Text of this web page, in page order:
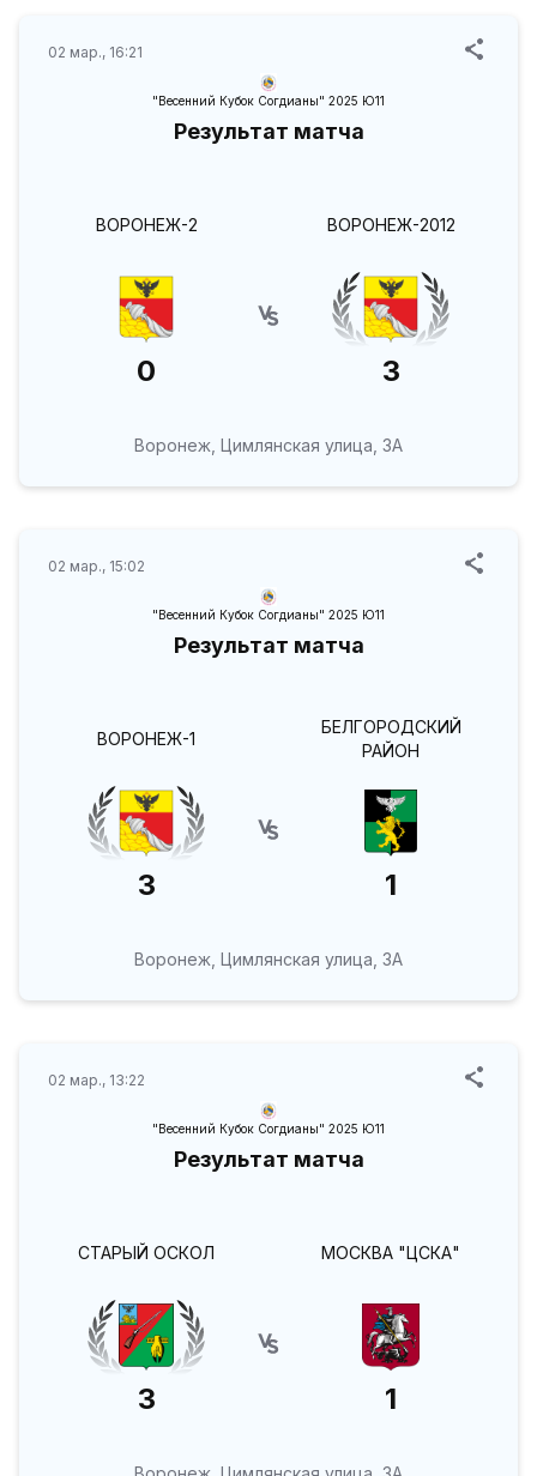
02 мар., 16:21
"Весенний Кубок Согдианы" 2025 Ю11
Результат матча
ВОРОНЕЖ-2
0
ВОРОНЕЖ-2012
3
Воронеж, Цимлянская улица, 3А
02 мар., 15:02
"Весенний Кубок Согдианы" 2025 Ю11
Результат матча
ВОРОНЕЖ-1
3
БЕЛГОРОДСКИЙ
РАЙОН
1
Воронеж, Цимлянская улица, 3А
02 мар., 13:22
"Весенний Кубок Согдианы" 2025 Ю11
Результат матча
СТАРЫЙ ОСКОЛ
3
МОСКВА "ЦСКА"
1